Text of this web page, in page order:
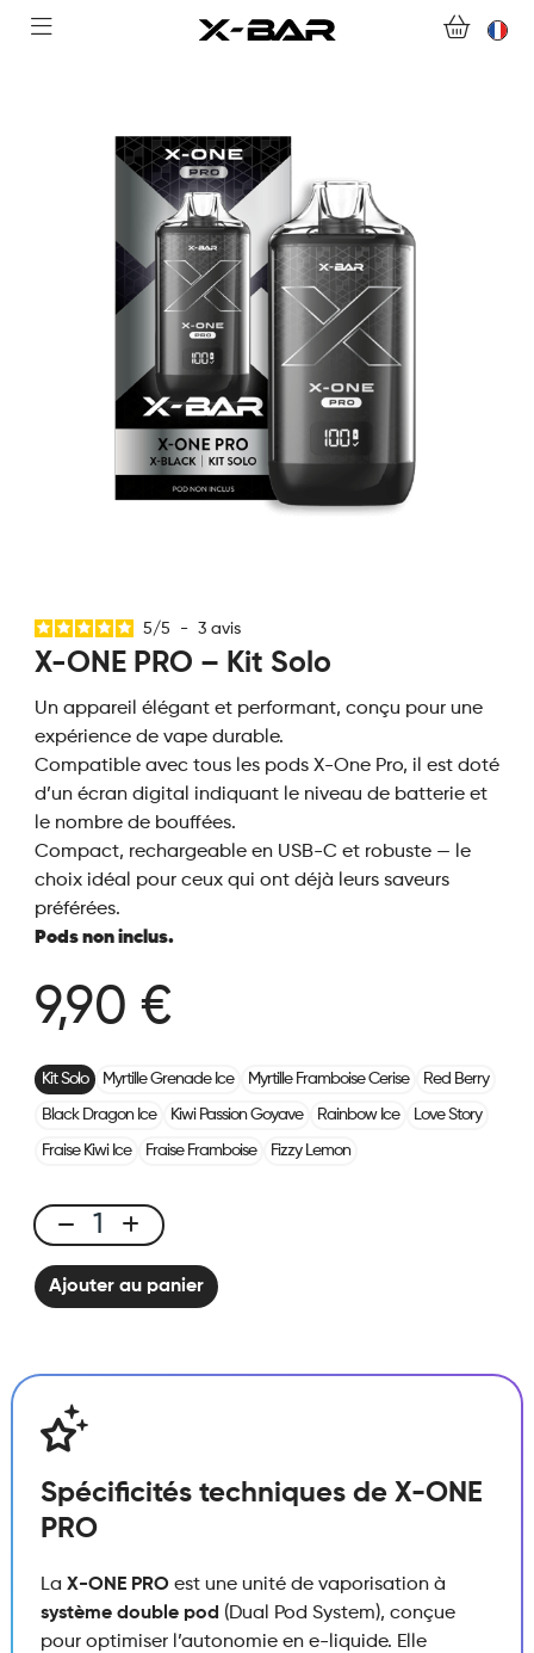
FOIRE AUX QUESTIONS
DEVENIR REVENDEUR
5/5 - 3 avis
X-ONE PRO – Kit Solo
Un appareil élégant et performant, conçu pour une
expérience de vape durable.
Compatible avec tous les pods X-One Pro, il est doté
d’un écran digital indiquant le niveau de batterie et
le nombre de bouffées.
Compact, rechargeable en USB-C et robuste — le
choix idéal pour ceux qui ont déjà leurs saveurs
préférées.
Pods non inclus.
9,90 €
Kit Solo Myrtille Grenade Ice Myrtille Framboise Cerise Red Berry
Black Dragon Ice Kiwi Passion Goyave Rainbow Ice Love Story
Fraise Kiwi Ice Fraise Framboise Fizzy Lemon
X-
ONE
PRO
Solo
quantité
Ajouter au panier
Spécificités techniques de X-ONE
PRO
La X-ONE PROest une unité de vaporisation à
système double pod (Dual Pod System), conçue
pour optimiser l’autonomie en e-liquide. Elle